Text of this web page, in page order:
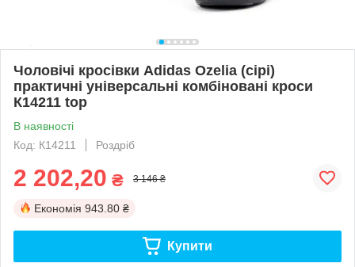
Чоловічі кросівки Adidas Ozelia (сірі)
практичні універсальні комбіновані кроси
К14211 top
В наявності
Код: К14211
Роздріб
2 202,20 ₴ 3 146 ₴
Економія 943.80 ₴
Купити